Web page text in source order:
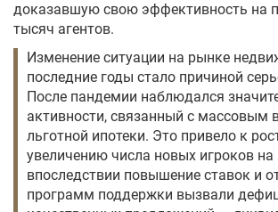
доказавшую свою эффективность на
тысяч агентов.
Изменение ситуации на рынке
последние годы стало причиной
После пандемии наблюдался
активности, связанный с массовым
льготной ипотеки. Это привело к
увеличению числа новых игроков
впоследствии повышение ставок и
программ поддержки вызвали